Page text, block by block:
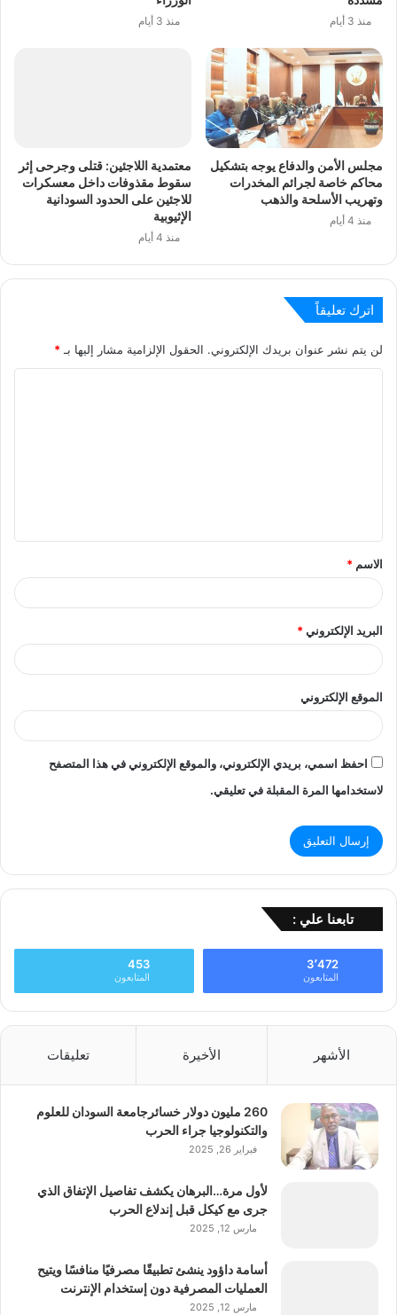
منذ 3 أيام منذ 3 أيام
مجلس الأمن والدفاع يوجه بتشكيل
محاكم خاصة لجرائم المخدرات
وتهريب الأسلحة والذهب
منذ 4 أيام
معتمدية اللاجئين: قتلى وجرحى إثر
سقوط مقذوفات داخل معسكرات
للاجئين على الحدود السودانية
الإثيوبية
منذ 4 أيام
اترك تعليقاً
لن يتم نشر عنوان بريدك الإلكتروني. الحقول الإلزامية مشار إليها بـ*
ق
*
الاسم *
البريد الإلكتروني*
الموقع الإلكتروني
احفظ اسمي، بريدي الإلكتروني، والموقع الإلكتروني في هذا المتصفح
لاستخدامها المرة المقبلة في تعليقي.
تابعنا علي :
3٬472
المتابعون
453
المتابعون
الأشهر الأخيرة تعليقات
260 مليون دولار خسائرجامعة السودان للعلوم
والتكنولوجيا جراء الحرب
فبراير 26, 2025
لأول مرة…البرهان يكشف تفاصيل الإتفاق الذي
جرى مع كيكل قبل إندلاع الحرب
مارس 12, 2025
أسامة داؤود ينشئ تطبيقًا مصرفيًا منافسًا ويتيح
العمليات المصرفية دون إستخدام الإنترنت
مارس 12, 2025